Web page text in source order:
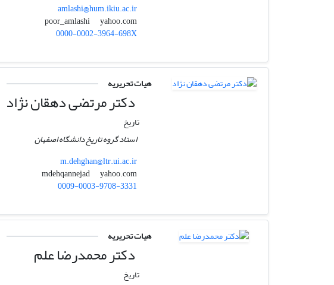
amlashi@hum.ikiu.ac.ir
yahoo.com
0000-0002-3964-698X
هیات تحریریه
دکتر مرتضی دهقان نژاد
تاریخ
استاد گروه تاریخ دانشگاه اصفهان
m.dehghan@ltr.ui.ac.ir
yahoo.com
0009-0003-9708-3331
هیات تحریریه
دکتر محمدرضا علم
تاریخ